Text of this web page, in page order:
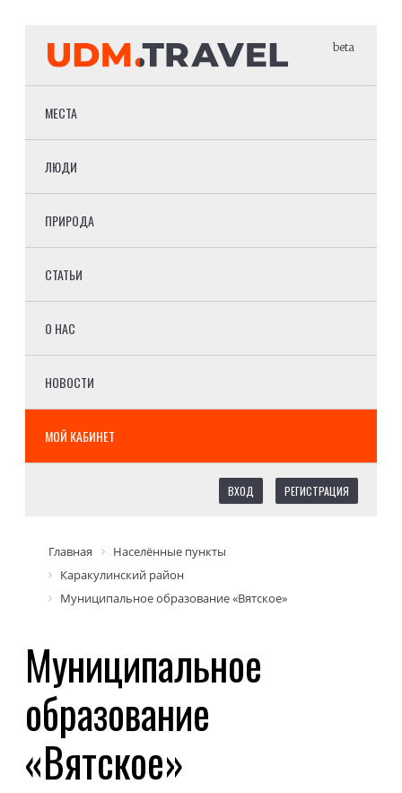
beta
МЕСТА
ЛЮДИ
ПРИРОДА
СТАТЬИ
О НАС
НОВОСТИ
МОЙ КАБИНЕТ
ВХОД РЕГИСТРАЦИЯ
Главная
Населённые пункты
Каракулинский район
Муниципальное образование «Вятское»
Муниципальное
образование
«Вятское»